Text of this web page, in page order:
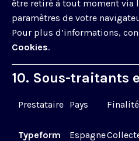
être retiré à tout moment via
paramètres de votre
Pour plus d’informations,
Cookies.
10. Sous-traitants
Prestataire Pays Finalité
Typeform
Espagne